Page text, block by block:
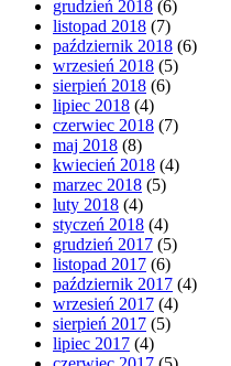
grudzień 2018 (6)
listopad 2018 (7)
październik 2018 (6)
wrzesień 2018 (5)
sierpień 2018 (6)
lipiec 2018 (4)
czerwiec 2018 (7)
maj 2018 (8)
kwiecień 2018 (4)
marzec 2018 (5)
luty 2018 (4)
styczeń 2018 (4)
grudzień 2017 (5)
listopad 2017 (6)
październik 2017 (4)
wrzesień 2017 (4)
sierpień 2017 (5)
lipiec 2017 (4)